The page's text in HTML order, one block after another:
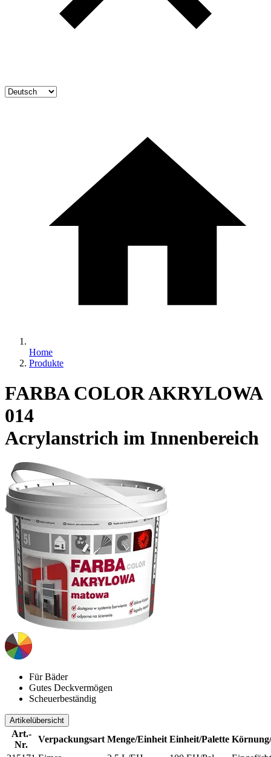
Home
Produkte
FARBA COLOR AKRYLOWA
014
Acrylanstrich im Innenbereich
Für Bäder
Gutes Deckvermögen
Scheuerbeständig
Artikelübersicht
Art.-
Nr.
Verpackungsart Menge/Einheit Einheit/Palette